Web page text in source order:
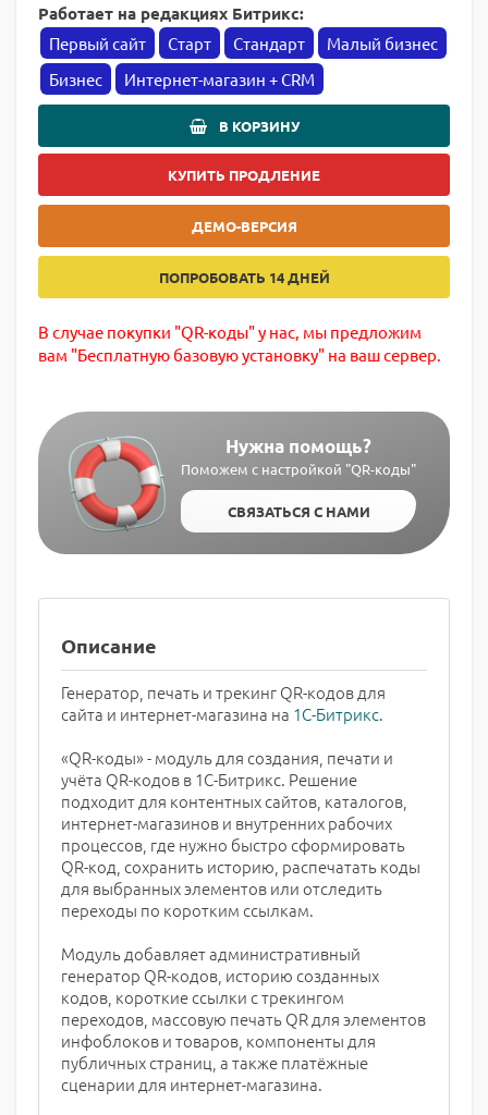
Работает на редакциях Битрикс:
Первый сайт Старт Стандарт
Малый бизнес
Бизнес
Интернет-магазин + CRM
В КОРЗИНУ
КУПИТЬ ПРОДЛЕНИЕ
ДЕМО-ВЕРСИЯ
ПОПРОБОВАТЬ 14 ДНЕЙ
В случае покупки "QR-коды" у нас, мы предложим
вам "Бесплатную базовую установку" на ваш сервер.
Нужна помощь?
Поможем с настройкой "QR-коды"
СВЯЗАТЬСЯ С НАМИ
Описание
Генератор, печать и трекинг QR-кодов для
сайта и интернет-магазина на 1С-Битрикс.
«QR-коды» - модуль для создания, печати и
учёта QR-кодов в 1С-Битрикс. Решение
подходит для контентных сайтов, каталогов,
интернет-магазинов и внутренних рабочих
процессов, где нужно быстро сформировать
QR-код, сохранить историю, распечатать коды
для выбранных элементов или отследить
переходы по коротким ссылкам.
Модуль добавляет административный
генератор QR-кодов, историю созданных
кодов, короткие ссылки с трекингом
переходов, массовую печать QR для элементов
инфоблоков и товаров, компоненты для
публичных страниц, а также платёжные
сценарии для интернет-магазина.